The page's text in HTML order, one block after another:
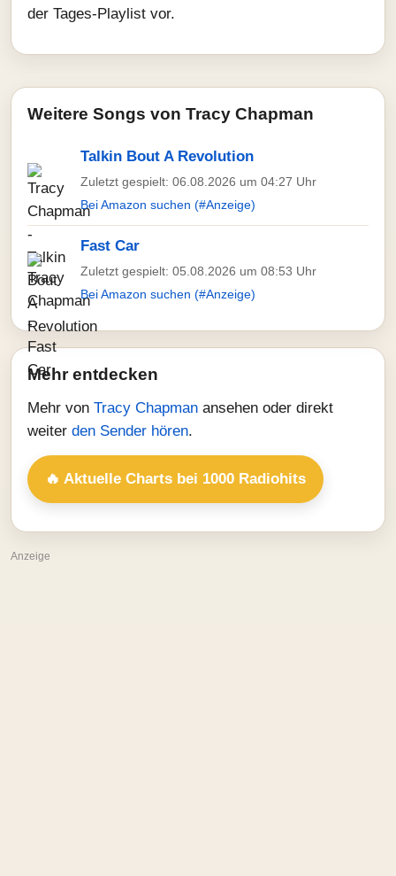
der Tages-Playlist vor.
Weitere Songs von Tracy Chapman
Talkin Bout A Revolution
Zuletzt gespielt: 06.08.2026 um 04:27 Uhr
Bei Amazon suchen (#Anzeige)
Fast Car
Zuletzt gespielt: 05.08.2026 um 08:53 Uhr
Bei Amazon suchen (#Anzeige)
Mehr entdecken
Mehr von Tracy Chapman ansehen oder direkt
weiter den Sender hören.
🔥 Aktuelle Charts bei 1000 Radiohits
Anzeige